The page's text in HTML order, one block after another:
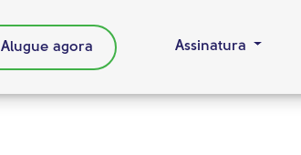
Alugue agora Assinatura